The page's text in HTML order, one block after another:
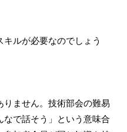
ルが必要なのでしょう
りません。技術部会の難易
なで話そう」という意味合